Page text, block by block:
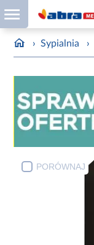
› Sypialnia ›
PORÓWNAJ